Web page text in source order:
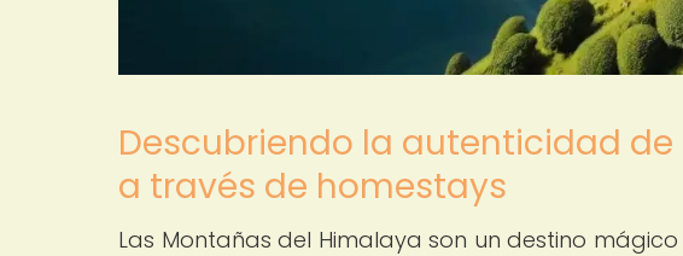
Descubriendo la autenticidad
a través de homestays
Las Montañas del Himalaya son un destino